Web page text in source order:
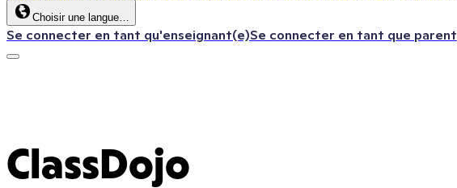
Choisir une langue…
Se connecter en tant qu'enseignant(e)Se connecter en tant que parent
ClassDojo